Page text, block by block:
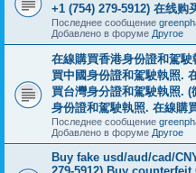
+1 (754) 279-5912) 在线购
Последнее сообщение
Добавлено в форуме Другое
在線購買香港身份證和駕
買中國身份證和駕駛執照.
買台灣身分證和駕駛執照.
身份證和駕駛執照. 在線購
Последнее сообщение
Добавлено в форуме Другое
Buy fake usd/aud/cad/
279-5912) Buy counterfeit